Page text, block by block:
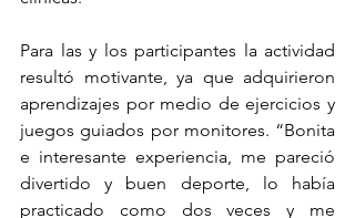
Para las y los participantes la actividad
resultó motivante, ya que adquirieron
aprendizajes por medio de ejercicios y
juegos guiados por monitores. “Bonita
e interesante experiencia, me pareció
divertido y buen deporte, lo había
practicado como dos veces y me